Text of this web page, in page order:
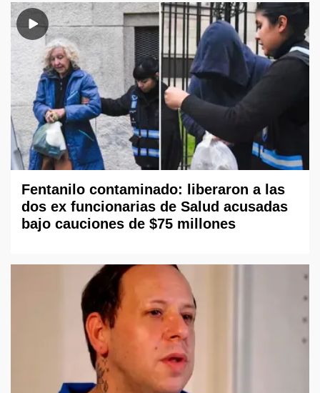
Fentanilo contaminado: liberaron a las
dos ex funcionarias de Salud acusadas
bajo cauciones de $75 millones